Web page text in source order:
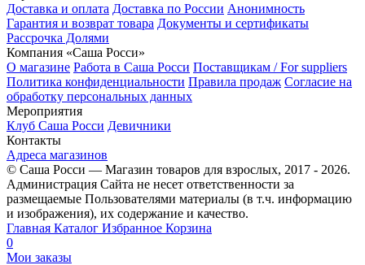
Доставка и оплата Доставка по России Анонимность
Гарантия и возврат товара Документы и сертификаты
Рассрочка Долями
Компания «Саша Росси»
О магазине Работа в Саша Росси Поставщикам / For suppliers
Политика конфиденциальности Правила продаж Согласие на
обработку персональных данных
Мероприятия
Клуб Саша Росси Девичники
Контакты
Адреса магазинов
© Саша Росси — Магазин товаров для взрослых, 2017 - 2026.
Администрация Сайта не несет ответственности за
размещаемые Пользователями материалы (в т.ч. информацию
и изображения), их содержание и качество.
Главная Каталог Избранное Корзина
0
Мои заказы